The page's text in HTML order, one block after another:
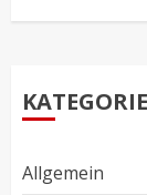
Allgemein